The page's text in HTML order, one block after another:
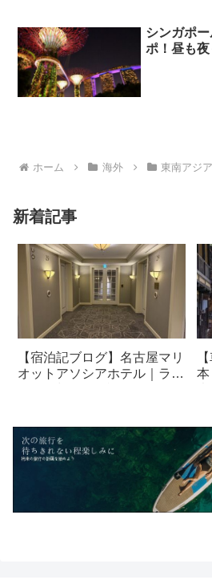
シンガポ
ポ！昼も
ホーム 海外 東南アジア
新着記事
【宿泊記ブログ】名古屋マリ
オットアソシアホテル｜ラウ
本